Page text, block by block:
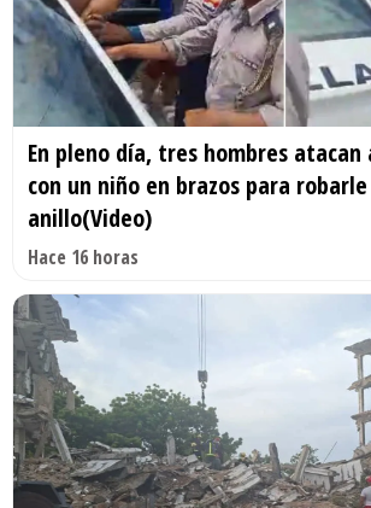
En pleno día, tres hombres
con un niño en brazos para
anillo(Video)
Hace 16 horas